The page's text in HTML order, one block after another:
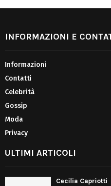
INFORMAZIONI E
Informazioni
Contatti
Celebrità
Gossip
Moda
Privacy
ULTIMI ARTICOLI
Cecilia Capriotti